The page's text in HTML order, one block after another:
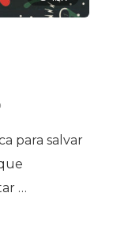
para salvar
…